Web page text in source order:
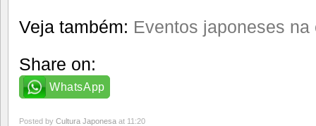
Veja também: Eventos japoneses
Share on:
WhatsApp
Posted by Cultura Japonesa at 11:20